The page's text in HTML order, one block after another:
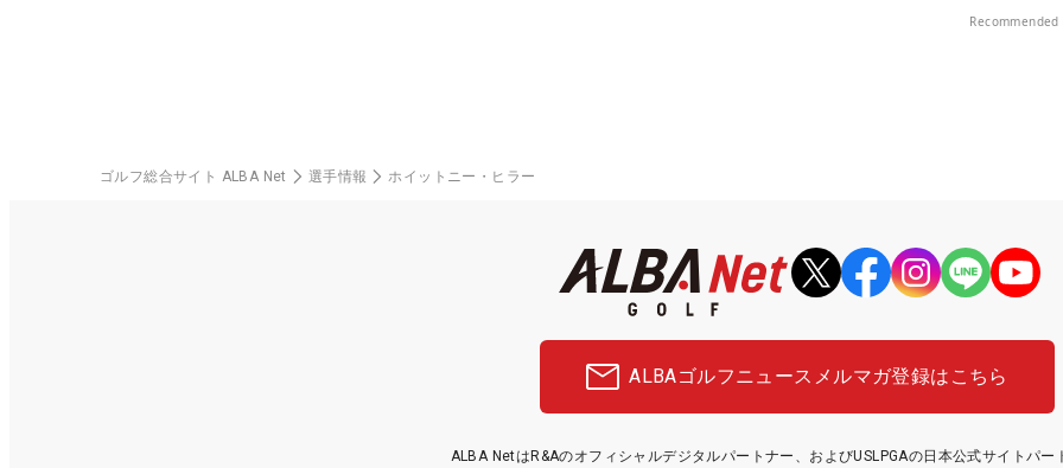
Recommended
ゴルフ総合サイト ALBA Net 選手情報 ホイットニー・ヒラー
ALBAゴルフニュース メルマガ登録はこちら
ALBA NetはR&Aのオフィシャルデジタルパートナー、およびUSLPGAの日本公式サイトパー